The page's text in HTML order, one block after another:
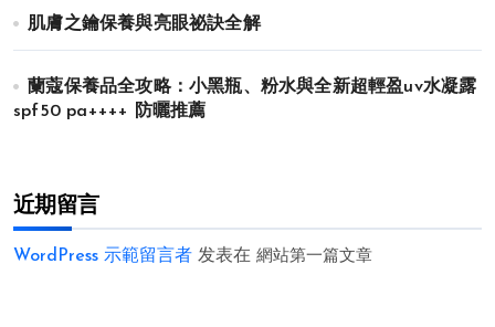
肌膚之鑰保養與亮眼祕訣全解
蘭蔻保養品全攻略：小黑瓶、粉水與全新超輕盈uv水凝露
spf50 pa++++ 防曬推薦
近期留言
WordPress 示範留言者 发表在 網站第一篇文章